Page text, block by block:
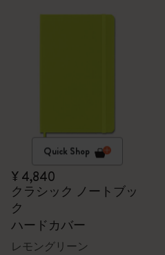
Quick Shop
¥ 4,840
クラシック ノートブッ
ク
ハードカバー
レモングリーン